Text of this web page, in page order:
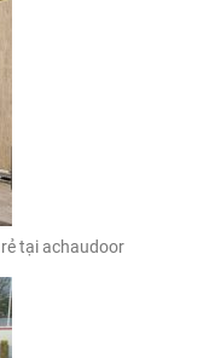
tại achaudoor